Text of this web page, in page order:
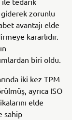
zorunlu
avantajı elde
kararlıdır.
biri oldu.
iki kez TPM
ayrıca ISO
elde
sahip